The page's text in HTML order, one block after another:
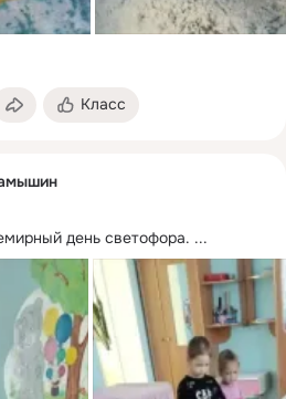
Класс
день светофора. ...